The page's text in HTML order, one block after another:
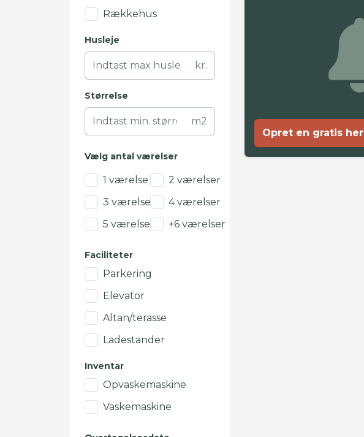
Rækkehus
Husleje
kr.
Størrelse
m2
Vælg antal værelser
1 værelse
2 værelser
3 værelser
4 værelser
5 værelser
+6 værelser
Faciliteter
Parkering
Elevator
Altan/terasse
Ladestander
Inventar
Opvaskemaskine
Vaskemaskine
Opret en gratis her